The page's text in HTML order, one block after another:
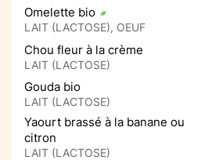
Omelette bio
LAIT (LACTOSE), OEUF
Chou fleur à la crème
LAIT (LACTOSE)
Gouda bio
LAIT (LACTOSE)
Yaourt brassé à la banane ou
citron
LAIT (LACTOSE)